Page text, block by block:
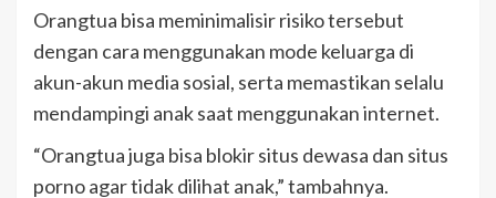
Orangtua bisa meminimalisir risiko tersebut
dengan cara menggunakan mode keluarga di
akun-akun media sosial, serta memastikan selalu
mendampingi anak saat menggunakan internet.
“Orangtua juga bisa blokir situs dewasa dan situs
porno agar tidak dilihat anak,” tambahnya.